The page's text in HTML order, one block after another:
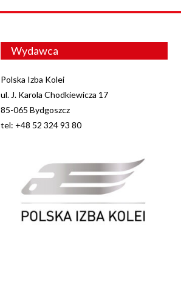
Wydawca
Polska Izba Kolei
ul. J. Karola Chodkiewicza 17
85-065 Bydgoszcz
tel: +48 52 324 93 80